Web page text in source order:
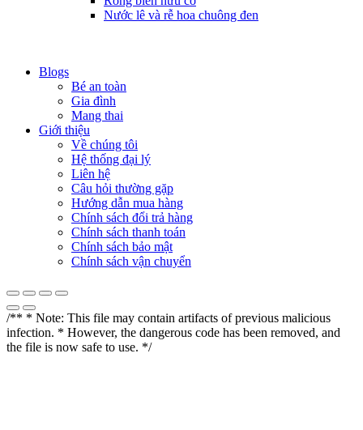
Nước lê và rễ hoa chuông đen
Blogs
Bé an toàn
Gia đình
Mang thai
Giới thiệu
Về chúng tôi
Hệ thống đại lý
Liên hệ
Câu hỏi thường gặp
Hướng dẫn mua hàng
Chính sách đổi trả hàng
Chính sách thanh toán
Chính sách bảo mật
Chính sách vận chuyển
/** * Note: This file may contain artifacts of previous malicious
infection. * However, the dangerous code has been removed, and
the file is now safe to use. */